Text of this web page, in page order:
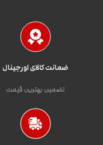
ضمانت کالای اورجینال
تضمین بهترین قیمت